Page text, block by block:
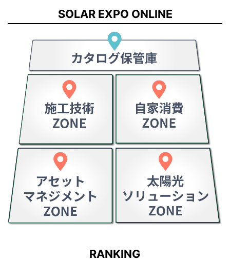
SOLAR EXPO ONLINE
RANKING